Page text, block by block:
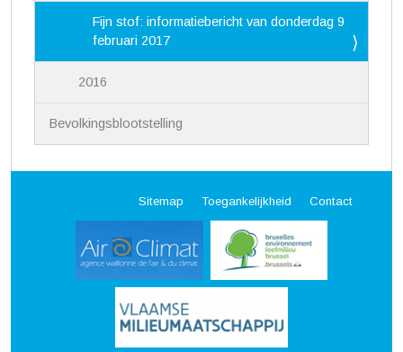
Fijn stof: informatiebericht van donderdag 9
februari 2017
2016
Bevolkingsblootstelling
Sitemap Toegankelijkheid Contact